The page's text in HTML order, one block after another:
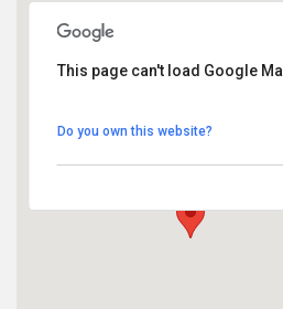
Centro Civico Fernando Bendito
Modesto Ortega Lobón 14 - Rascafría
This page can't load Google
Do you own this website?